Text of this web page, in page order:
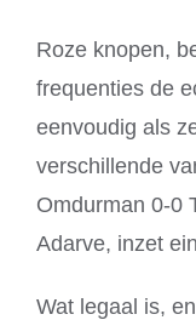
Roze knopen,
frequenties de
eenvoudig als
verschillende
Omdurman 0-0
Adarve, inzet
Wat legaal is,